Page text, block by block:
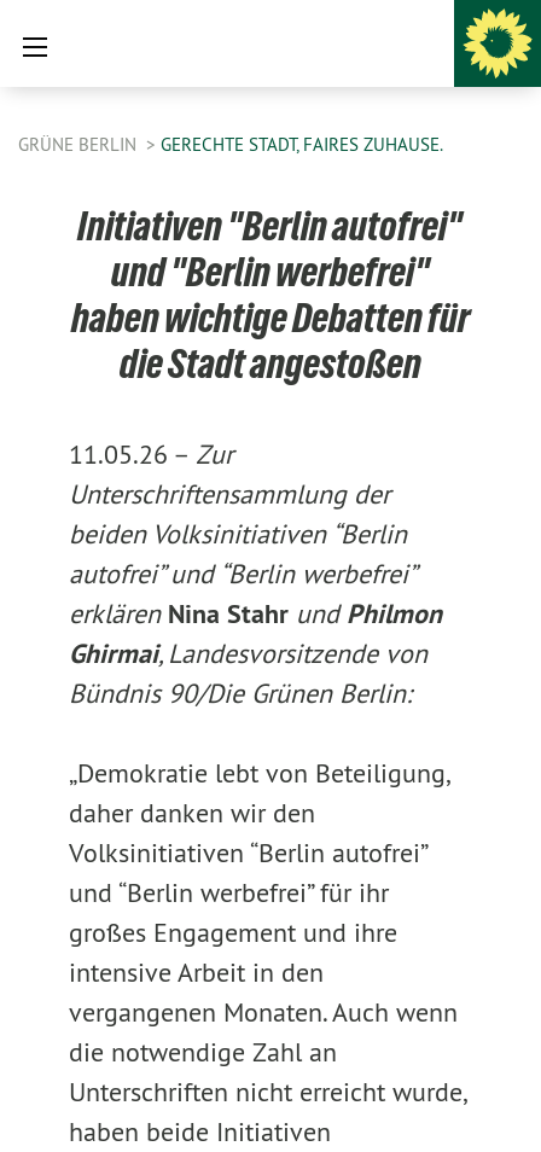
GRÜNE BERLIN GERECHTE STADT, FAIRES ZUHAUSE.
Initiativen "Berlin autofrei"
und "Berlin werbefrei"
haben wichtige Debatten für
die Stadt angestoßen
11.05.26 – Zur
Unterschriftensammlung der
beiden Volksinitiativen “Berlin
autofrei” und “Berlin werbefrei”
erklären Nina StahrundPhilmon
Ghirmai, Landesvorsitzende von
Bündnis 90/Die Grünen Berlin:
„Demokratie lebt von Beteiligung,
daher danken wir den
Volksinitiativen “Berlin autofrei”
und “Berlin werbefrei” für ihr
großes Engagement und ihre
intensive Arbeit in den
vergangenen Monaten. Auch wenn
die notwendige Zahl an
Unterschriften nicht erreicht wurde,
haben beide Initiativen